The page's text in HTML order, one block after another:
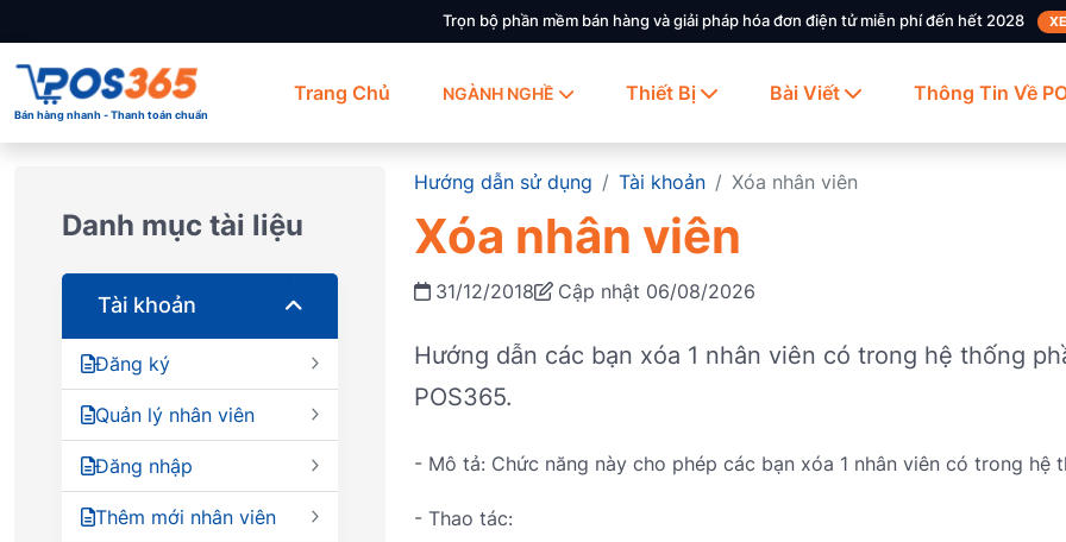
Trọn bộ phần mềm bán hàng và giải pháp hóa đơn điện tử miễn phí đến hết 2028
Bán hàng nhanh - Thanh toán chuẩn
Trang Chủ NGÀNH NGHỀ Thiết Bị Bài Viết Thông Tin Về
Danh mục tài liệu
Tài khoản
Đăng ký
Quản lý nhân viên
Đăng nhập
Thêm mới nhân viên
Hướng dẫn sử dụng Tài khoản Xóa nhân viên
Xóa nhân viên
31/12/2018 Cập nhật 06/08/2026
Hướng dẫn các bạn xóa 1 nhân viên có trong hệ thống
POS365.
- Mô tả: Chức năng này cho phép các bạn xóa 1 nhân viên có trong hệ
- Thao tác: